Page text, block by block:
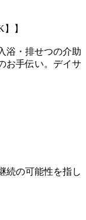
】
浴・排せつの介助
お手伝い。デイサ
続の可能性を指し